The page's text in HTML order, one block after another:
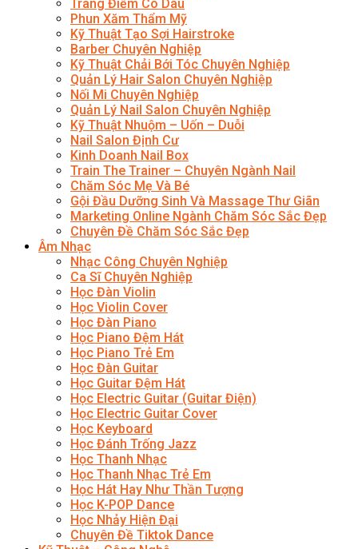
Trang Điểm Cô Dâu
Phun Xăm Thẩm Mỹ
Kỹ Thuật Tạo Sợi Hairstroke
Barber Chuyên Nghiệp
Kỹ Thuật Chải Bới Tóc Chuyên Nghiệp
Quản Lý Hair Salon Chuyên Nghiệp
Nối Mi Chuyên Nghiệp
Quản Lý Nail Salon Chuyên Nghiệp
Kỹ Thuật Nhuộm – Uốn – Duỗi
Nail Salon Định Cư
Kinh Doanh Nail Box
Train The Trainer – Chuyên Ngành Nail
Chăm Sóc Mẹ Và Bé
Gội Đầu Dưỡng Sinh Và Massage Thư Giãn
Marketing Online Ngành Chăm Sóc Sắc Đẹp
Chuyên Đề Chăm Sóc Sắc Đẹp
Âm Nhạc
Nhạc Công Chuyên Nghiệp
Ca Sĩ Chuyên Nghiệp
Học Đàn Violin
Học Violin Cover
Học Đàn Piano
Học Piano Đệm Hát
Học Piano Trẻ Em
Học Đàn Guitar
Học Guitar Đệm Hát
Học Electric Guitar (Guitar Điện)
Học Electric Guitar Cover
Học Keyboard
Học Đánh Trống Jazz
Học Thanh Nhạc
Học Thanh Nhạc Trẻ Em
Học Hát Hay Như Thần Tượng
Học K-POP Dance
Học Nhảy Hiện Đại
Chuyên Đề Tiktok Dance